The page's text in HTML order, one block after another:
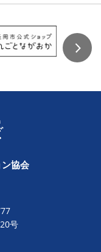
協会
号